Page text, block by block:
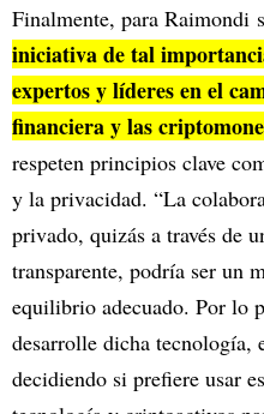
Finalmente, para Raimondi
iniciativa de tal
expertos y líderes en el
financiera y las
respeten principios clave
y la privacidad. “La
privado, quizás a través de
transparente, podría ser un
equilibrio adecuado. Por lo
desarrolle dicha tecnología,
decidiendo si prefiere usar